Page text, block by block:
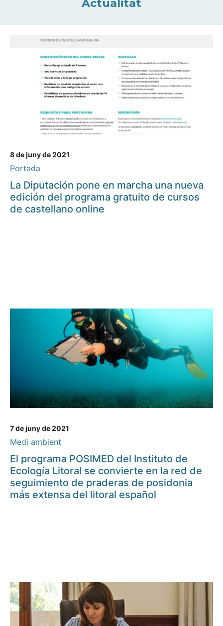
Actualitat
8 de juny de 2021
Portada
La Diputación pone en marcha una nueva
edición del programa gratuito de cursos
de castellano online
7 de juny de 2021
Medi ambient
El programa POSIMED del Instituto de
Ecología Litoral se convierte en la red de
seguimiento de praderas de posidonia
más extensa del litoral español